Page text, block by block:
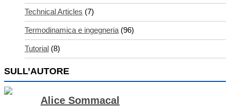
Technical Articles (7)
Termodinamica e ingegneria (96)
Tutorial (8)
SULL’AUTORE
Alice Sommacal